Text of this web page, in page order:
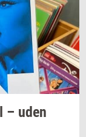
– uden